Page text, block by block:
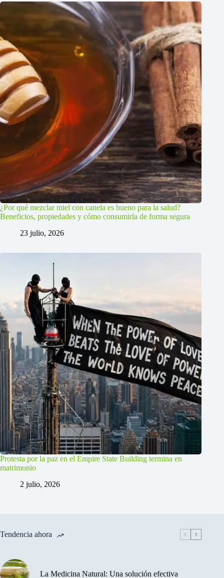
¿Por qué mezclar miel con canela es bueno para la salud?
Beneficios, propiedades y cómo consumirla de forma segura
23 julio, 2026
Protesta por la paz en el Empire State Building termina en
matrimonio
2 julio, 2026
Tendencia ahora
La Medicina Natural: Una solución efectiva